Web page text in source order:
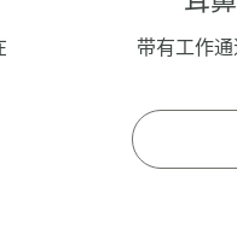
带有工作